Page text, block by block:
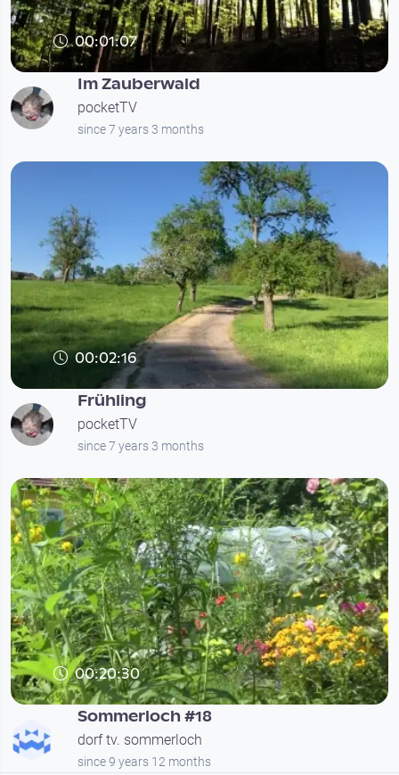
00:01:07
Im Zauberwald
pocketTV
since 7 years 3 months
00:02:16
Frühling
pocketTV
since 7 years 3 months
00:20:30
Sommerloch #18
dorf tv. sommerloch
since 9 years 12 months